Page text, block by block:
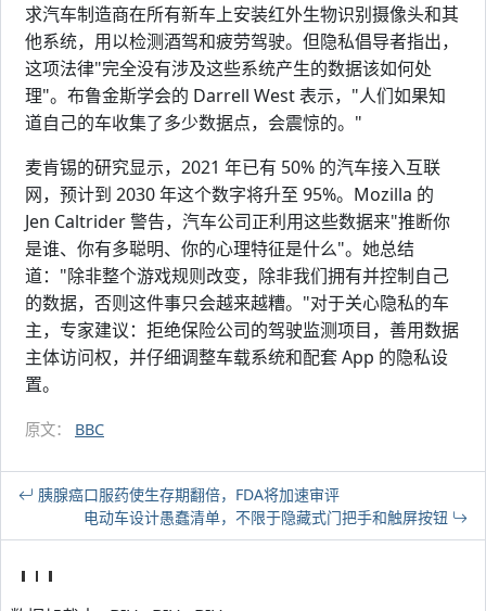
求汽车制造商在所有新车上安装红外生物识别摄像头和其
他系统，用以检测酒驾和疲劳驾驶。但隐私倡导者指出，
这项法律"完全没有涉及这些系统产生的数据该如何处
理"。布鲁金斯学会的 Darrell West 表示，"人们如果知
道自己的车收集了多少数据点，会震惊的。"
麦肯锡的研究显示，2021 年已有 50% 的汽车接入互联
网，预计到 2030 年这个数字将升至 95%。Mozilla 的
Jen Caltrider 警告，汽车公司正利用这些数据来"推断你
是谁、你有多聪明、你的心理特征是什么"。她总结
道："除非整个游戏规则改变，除非我们拥有并控制自己
的数据，否则这件事只会越来越糟。"对于关心隐私的车
主，专家建议：拒绝保险公司的驾驶监测项目，善用数据
主体访问权，并仔细调整车载系统和配套 App 的隐私设
置。
原文： BBC
胰腺癌口服药使生存期翻倍，FDA将加速审评
电动车设计愚蠢清单，不限于隐藏式门把手和触屏按钮